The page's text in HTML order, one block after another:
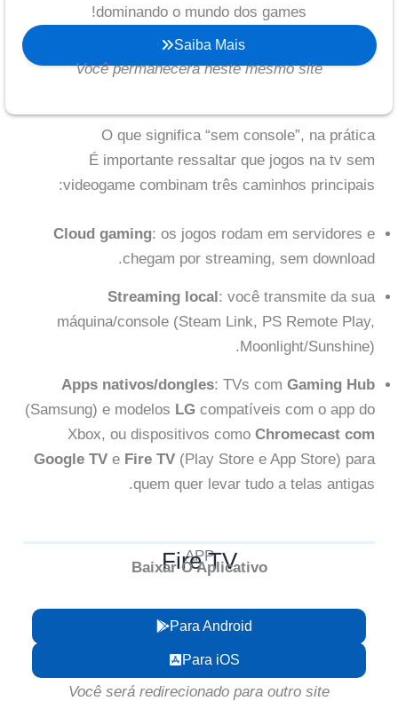
dominando o mundo dos games!
Saiba Mais
Você permanecera neste mesmo site
O que significa “sem console”, na prática
É importante ressaltar que jogos na tv sem
videogame combinam três caminhos principais:
Cloud gaming: os jogos rodam em servidores e
chegam por streaming, sem download.
Streaming local: você transmite da sua
máquina/console (Steam Link, PS Remote Play,
Moonlight/Sunshine).
Apps nativos/dongles: TVs com Gaming Hub
(Samsung) e modelos LG compatíveis com o app do
Xbox, ou dispositivos como Chromecast com
Google TVe Fire TV(Play Store e App Store) para
quem quer levar tudo a telas antigas.
APP
Fire TV
Baixar O Aplicativo
Para Android
Para iOS
Você será redirecionado para outro site